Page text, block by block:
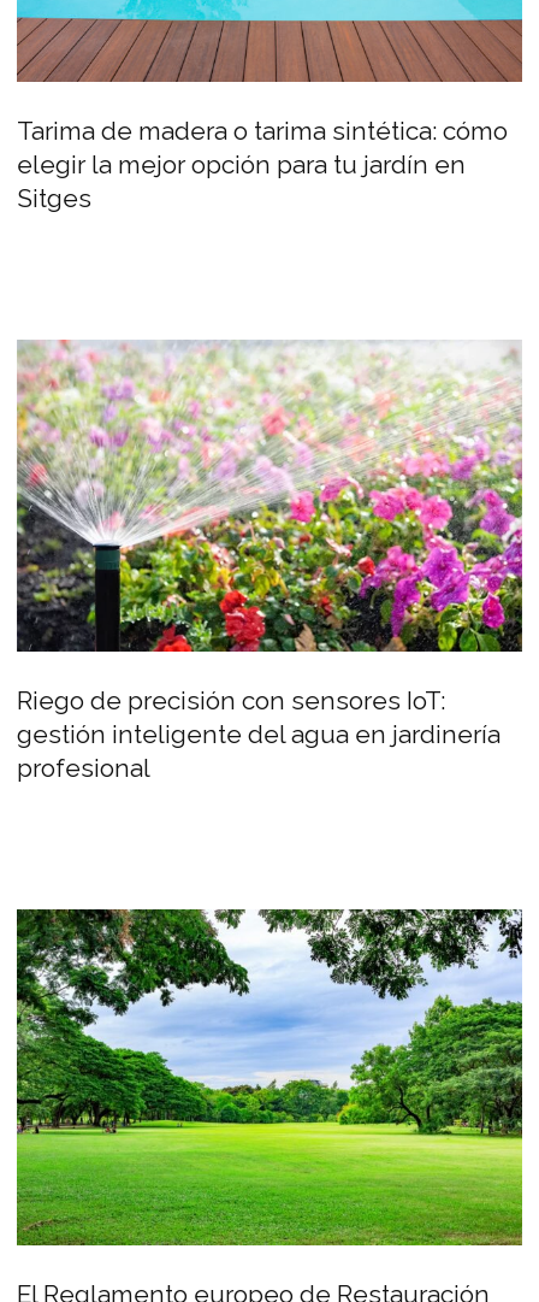
Tarima de madera o tarima sintética: cómo
elegir la mejor opción para tu jardín en
Sitges
Riego de precisión con sensores IoT:
gestión inteligente del agua en jardinería
profesional
El Reglamento europeo de Restauración